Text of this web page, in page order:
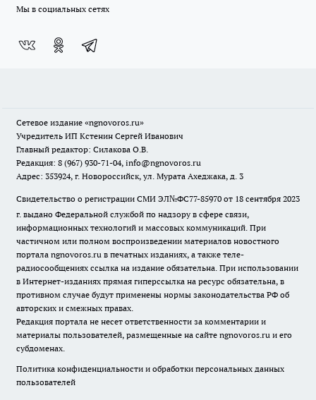
Мы в социальных сетях
Сетевое издание «ngnovoros.ru»
Учредитель ИП Кстенин Сергей Иванович
Главный редактор: Силакова О.В.
Редакция: 8 (967) 930-71-04, info@ngnovoros.ru
Адрес: 353924, г. Новороссийск, ул. Мурата Ахеджака, д. 3
Свидетельство о регистрации СМИ ЭЛ№ФС77-85970 от 18 сентября 2023
г. выдано Федеральной службой по надзору в сфере связи,
информационных технологий и массовых коммуникаций. При
частичном или полном воспроизведении материалов новостного
портала ngnovoros.ru в печатных изданиях, а также теле-
радиосообщениях ссылка на издание обязательна. При использовании
в Интернет-изданиях прямая гиперссылка на ресурс обязательна, в
противном случае будут применены нормы законодательства РФ об
авторских и смежных правах.
Редакция портала не несет ответственности за комментарии и
материалы пользователей, размещенные на сайте ngnovoros.ru и его
субдоменах.
Политика конфиденциальности и обработки персональных данных
пользователей